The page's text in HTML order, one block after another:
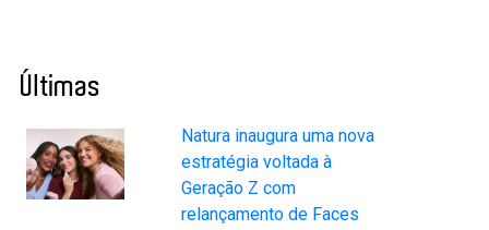
Últimas
Natura inaugura uma nova
estratégia voltada à
Geração Z com
relançamento de Faces